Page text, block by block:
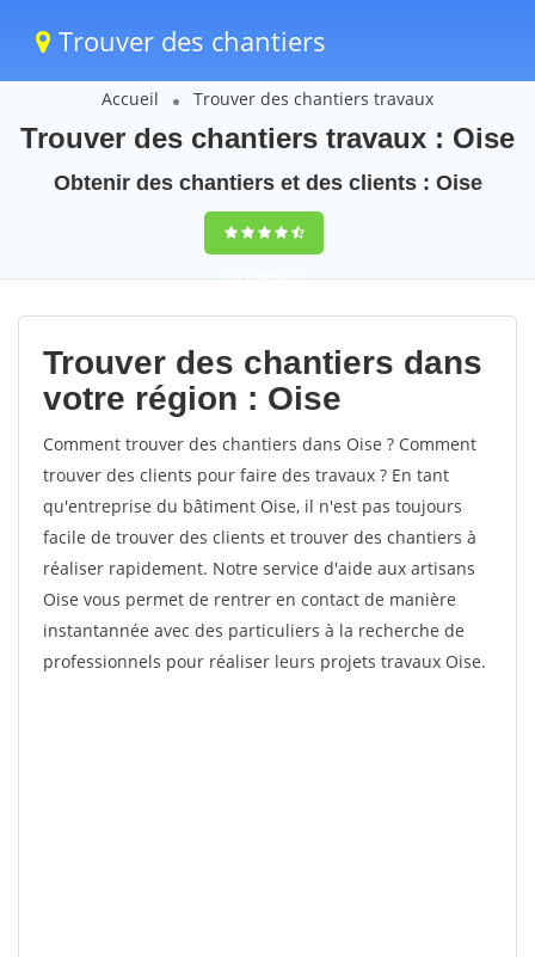
Trouver des chantiers
Accueil Trouver des chantiers travaux
Trouver des chantiers travaux : Oise
Obtenir des chantiers et des clients : Oise
9,5(100%)57
votes
Trouver des chantiers dans
votre région : Oise
Comment trouver des chantiers dans Oise ? Comment
trouver des clients pour faire des travaux ? En tant
qu'entreprise du bâtiment Oise, il n'est pas toujours
facile de trouver des clients et trouver des chantiers à
réaliser rapidement. Notre service d'aide aux artisans
Oise vous permet de rentrer en contact de manière
instantannée avec des particuliers à la recherche de
professionnels pour réaliser leurs projets travaux Oise.